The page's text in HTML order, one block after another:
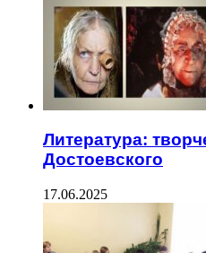
Литература:
Достоевского
17.06.2025